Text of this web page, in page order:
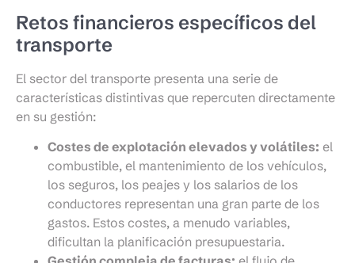
Retos financieros específicos del
transporte
El sector del transporte presenta una serie de
características distintivas que repercuten directamente
en su gestión:
Costes de explotación elevados y volátiles: el
combustible, el mantenimiento de los vehículos,
los seguros, los peajes y los salarios de los
conductores representan una gran parte de los
gastos. Estos costes, a menudo variables,
dificultan la planificación presupuestaria.